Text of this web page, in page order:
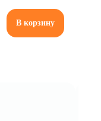
В корзину